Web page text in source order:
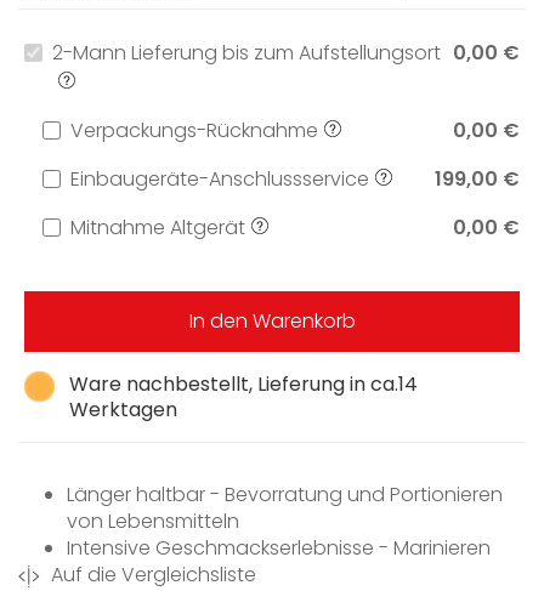
Ware nachbestellt, Lieferung in ca.14
Werktagen
2-Mann Lieferung bis zum Aufstellungsort 0,00 €
Verpackungs-Rücknahme
0,00 €
Einbaugeräte-Anschlussservice
199,00 €
Mitnahme Altgerät
0,00 €
In den Warenkorb
Länger haltbar - Bevorratung und Portionieren
von Lebensmitteln
Intensive Geschmackserlebnisse - Marinieren
von Lebensmitteln
Auf die Vergleichsliste